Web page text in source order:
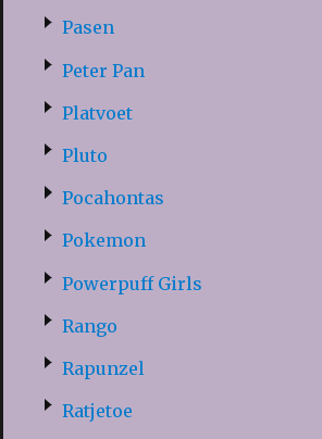
Pasen
Peter Pan
Platvoet
Pluto
Pocahontas
Pokemon
Powerpuff Girls
Rango
Rapunzel
Ratjetoe